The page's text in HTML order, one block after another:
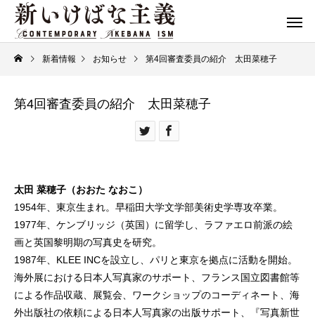
新着情報 お知らせ 第4回審査委員の紹介 太田菜穂子
第4回審査委員の紹介 太田菜穂子
太田 菜穂子（おおた なおこ）
1954年、東京生まれ。早稲田大学文学部美術史学専攻卒業。
1977年、ケンブリッジ（英国）に留学し、ラファエロ前派の絵
画と英国黎明期の写真史を研究。
1987年、KLEE INCを設立し、パリと東京を拠点に活動を開始。
海外展における日本人写真家のサポート、フランス国立図書館等
による作品収蔵、展覧会、ワークショップのコーディネート、海
外出版社の依頼による日本人写真家の出版サポート、『写真新世